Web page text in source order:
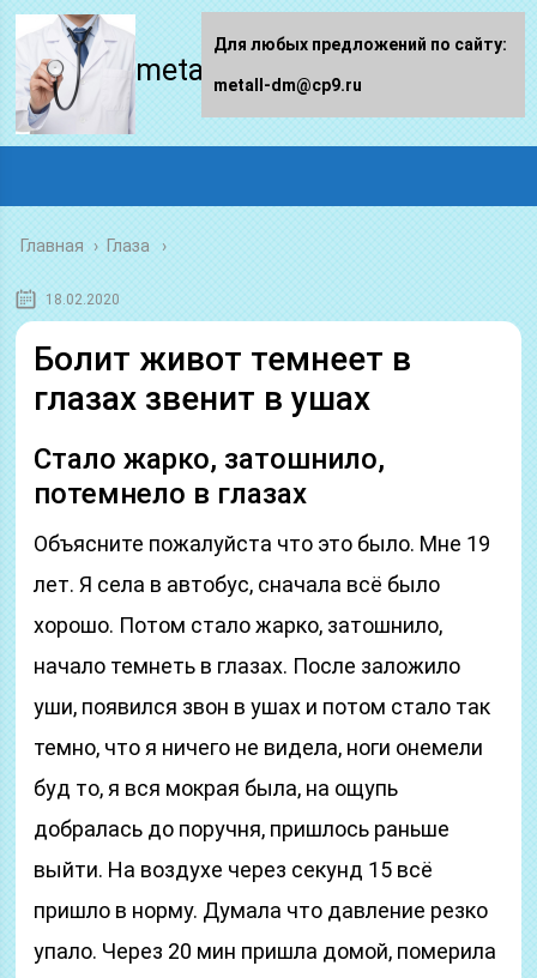
metall-dm.ru
Главная › Глаза
18.02.2020
Болит живот темнеет в
глазах звенит в ушах
Стало жарко, затошнило,
потемнело в глазах
Объясните пожалуйста что это было. Мне 19
лет. Я села в автобус, сначала всё было
хорошо. Потом стало жарко, затошнило,
начало темнеть в глазах. После заложило
уши, появился звон в ушах и потом стало так
темно, что я ничего не видела, ноги онемели
буд то, я вся мокрая была, на ощупь
добралась до поручня, пришлось раньше
выйти. На воздухе через секунд 15 всё
пришло в норму. Думала что давление резко
упало. Через 20 мин пришла домой, померила
Для любых предложений по сайту:
metall-dm@cp9.ru